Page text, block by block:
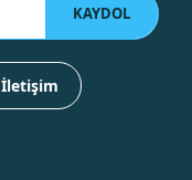
KAYDOL
İletişim